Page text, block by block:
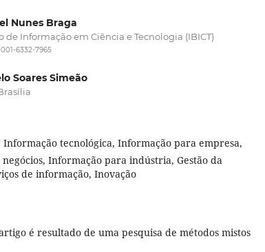
Nunes Braga
de Informação em Ciência e Tecnologia (IBICT)
6332-7965
Soares Simeão
Informação tecnológica, Informação para empresa,
Informação para indústria, Gestão da
de informação, Inovação
é resultado de uma pesquisa de métodos mistos